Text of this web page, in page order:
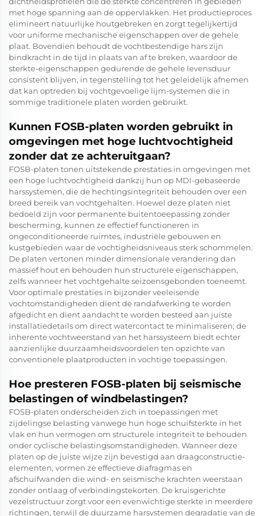
met hoge spanning aan de oppervlakken. Het productieproces
elimineert natuurlijke houtgebreken en zorgt tegelijkertijd
voor uniforme mechanische eigenschappen over de gehele
plaat. Bovendien behoudt de vochtbestendige hars zijn
bindkracht in de tijd in plaats van af te breken, waardoor de
sterkte-eigenschappen gedurende de gehele levensduur
consistent blijven, in tegenstelling tot het geleidelijk afnemen
dat kan optreden bij vochtgevoelige lijm-systemen die in
sommige traditionele platen worden gebruikt.
Kunnen FOSB-platen worden gebruikt in
omgevingen met hoge luchtvochtigheid
zonder dat ze achteruitgaan?
FOSB-platen tonen uitstekende prestaties in omgevingen met
een hoge luchtvochtigheid dankzij hun op MDI-gebaseerde
harssystemen, die de hechtingsintegriteit behouden over een
breed bereik van vochtgehalten. Hoewel deze platen niet
bedoeld zijn voor permanente buitentoeepassing zonder
bescherming, kunnen ze effectief functioneren in
ongeconditioneerde ruimtes, industriële gebouwen en
kustgebieden waar de vochtigheidsniveaus sterk schommelen.
De platen vertonen minder dimensionale verandering dan
massief hout en behouden hun structurele eigenschappen,
zelfs wanneer het vochtgehalte seizoensgebonden toeneemt.
Voor optimale prestaties in bijzonder veeleisende
vochtomstandigheden dient de randafwerking te worden
afgedicht en dient aandacht te worden besteed aan juiste
installatiedetails om direct watercontact te minimaliseren; de
inherente vochtweerstand van het harssysteem biedt echter
aanzienlijke duurzaamheidsvoordelen ten opzichte van
conventionele plaatproducten in vochtige toepassingen.
Hoe presteren FOSB-platen bij seismische
belastingen of windbelastingen?
FOSB-platen onderscheiden zich in toepassingen met
zijdelingse belasting vanwege hun hoge schuifsterkte in het
vlak en hun vermogen om structurele integriteit te behouden
onder cyclische belastingsomstandigheden. Wanneer deze
platen op de juiste wijze zijn bevestigd aan draagconstructie-
elementen, vormen ze effectieve diafragmas en
afschuifwanden die wind- en seismische krachten weerstaan
zonder ontlaag of verbindingstekorten. De kruisgerichte
vezelstructuur zorgt voor een evenwichtige sterkte in meerdere
richtingen, terwijl de duurzame harsystemen degradatie van de